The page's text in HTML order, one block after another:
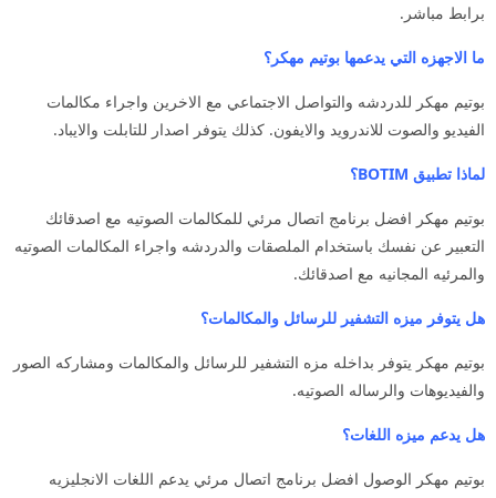
برابط مباشر.
ما الاجهزه التي يدعمها بوتيم مهكر؟
بوتيم مهكر للدردشه والتواصل الاجتماعي مع الاخرين واجراء مكالمات
الفيديو والصوت للاندرويد والايفون. كذلك يتوفر اصدار للتابلت والايباد.
لماذا تطبيق BOTIM؟
بوتيم مهكر افضل برنامج اتصال مرئي للمكالمات الصوتيه مع اصدقائك
التعبير عن نفسك باستخدام الملصقات والدردشه واجراء المكالمات الصوتيه
والمرئيه المجانيه مع اصدقائك.
هل يتوفر ميزه التشفير للرسائل والمكالمات؟
بوتيم مهكر يتوفر بداخله مزه التشفير للرسائل والمكالمات ومشاركه الصور
والفيديوهات والرساله الصوتيه.
هل يدعم ميزه اللغات؟
بوتيم مهكر الوصول افضل برنامج اتصال مرئي يدعم اللغات الانجليزيه